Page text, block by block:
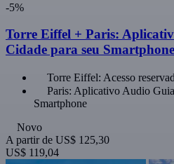
-5%
Torre Eiffel + Paris:
Cidade para seu Smartphone
Torre Eiffel: Acesso
Paris: Aplicativo Audio
Smartphone
Novo
A partir de US$ 125,30
US$ 119,04